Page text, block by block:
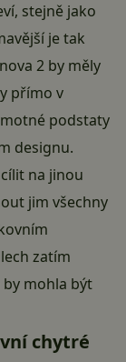
stejně jako
je tak
2 by měly
přímo v
podstaty
designu.
na jinou
jim všechny
zatím
mohla být
chytré